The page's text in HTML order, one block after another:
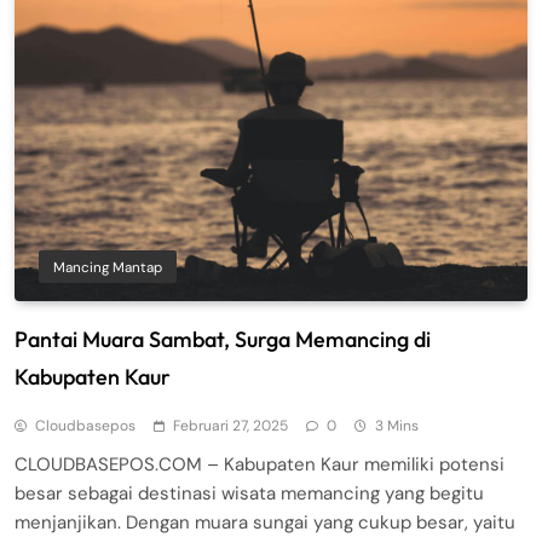
Mancing Mantap
Pantai Muara Sambat, Surga Memancing di
Kabupaten Kaur
Cloudbasepos Februari 27, 2025 0 3 Mins
CLOUDBASEPOS.COM – Kabupaten Kaur memiliki potensi
besar sebagai destinasi wisata memancing yang begitu
menjanjikan. Dengan muara sungai yang cukup besar, yaitu